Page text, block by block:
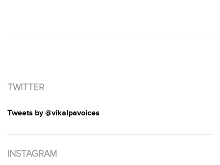
TWITTER
Tweets by @vikalpavoices
INSTAGRAM